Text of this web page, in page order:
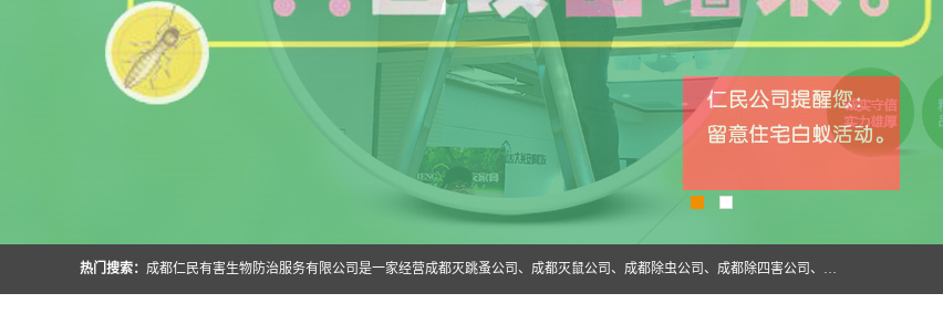
热门搜索： 成都仁民有害生物防治服务有限公司是一家经营成都灭跳蚤公司、成都灭鼠公司、成都除虫公司、成都除四害公司、成都白蚁防治公司、成都杀虫公司等。业务覆盖：青白江、郫县、简阳、金堂、乐山、眉山、绵阳、彭州等区域。 由于我们的专业技术和服务态度得到了肯定、 目前公司已经与省内外的多个金 融企业、高端写字楼、星级酒 店、宾馆餐饮企业、学校、制造生产企业、物业小区建立了长期友好的合作关系。